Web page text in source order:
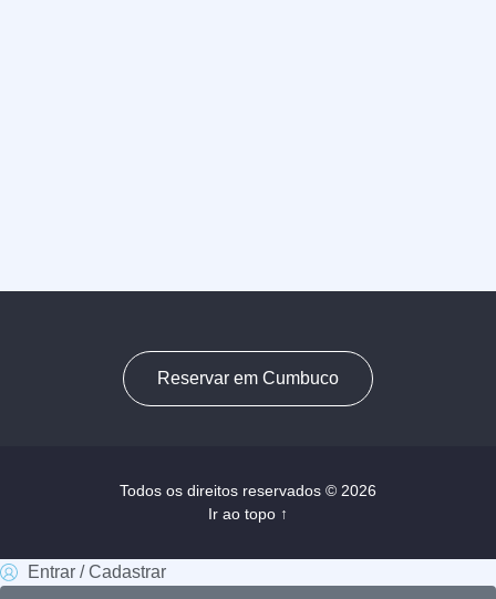
Reservar em Cumbuco
Todos os direitos reservados © 2026
Ir ao topo ↑
Entrar / Cadastrar